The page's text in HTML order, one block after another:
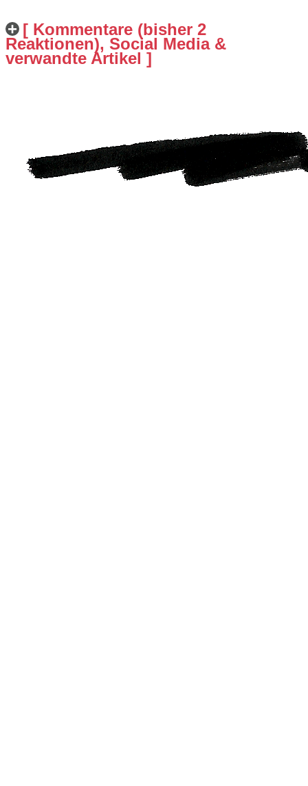
[ Kommentare (bisher 2
Reaktionen), Social Media &
verwandte Artikel ]